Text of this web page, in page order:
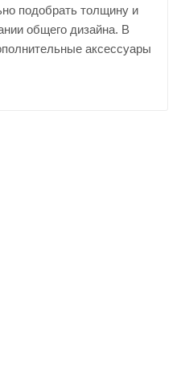
подобрать толщину и
общего дизайна. В
аксессуары